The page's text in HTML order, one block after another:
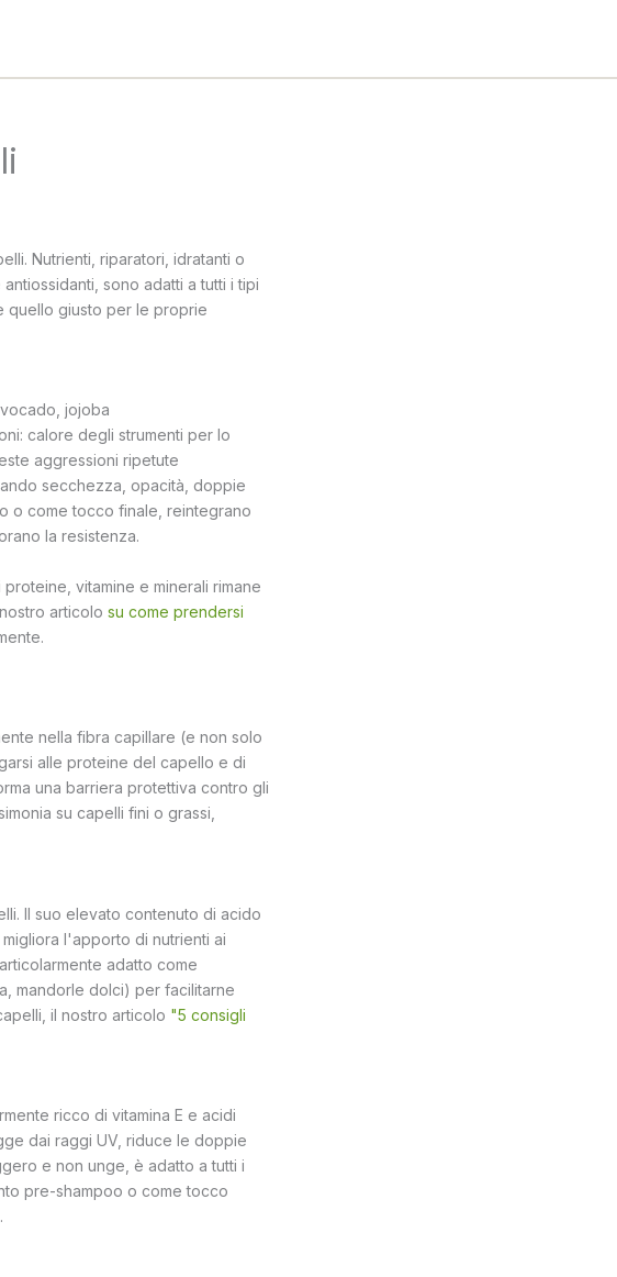
Nutrienti, riparatori, idratanti o
sono adatti a tutti i tipi
quello giusto per le proprie
calore degli strumenti per lo
aggressioni ripetute
secchezza, opacità, doppie
o come tocco finale, reintegrano
la resistenza.
vitamine e minerali rimane
articolo su come prendersi
nella fibra capillare (e non solo
alle proteine del capello e di
una barriera protettiva contro gli
su capelli fini o grassi,
Il suo elevato contenuto di acido
l'apporto di nutrienti ai
adatto come
mandorle dolci) per facilitarne
il nostro articolo "5 consigli
ricco di vitamina E e acidi
dai raggi UV, riduce le doppie
e non unge, è adatto a tutti i
pre-shampoo o come tocco